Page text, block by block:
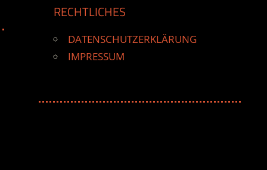
RECHTLICHES
DATENSCHUTZERKLÄRUNG
IMPRESSUM